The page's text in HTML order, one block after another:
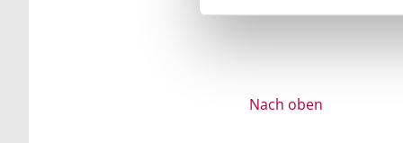
Nach oben